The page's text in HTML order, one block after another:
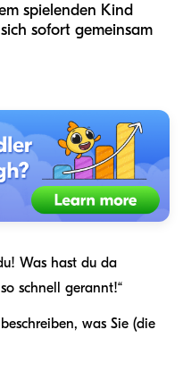
spielenden Kind
sofort gemeinsam
Was hast du da
schnell gerannt!“
was Sie (die